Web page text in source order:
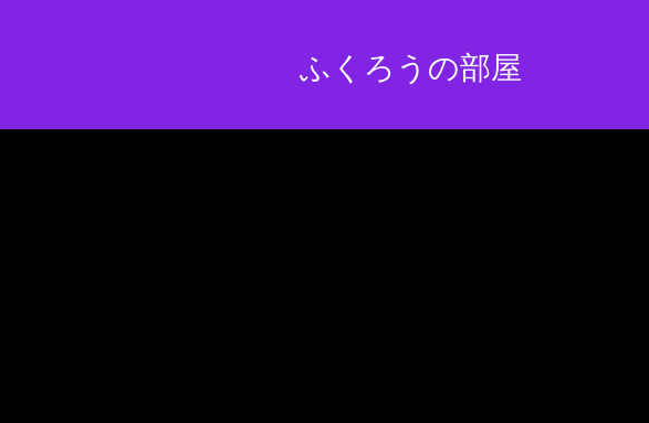
ふくろうの部屋